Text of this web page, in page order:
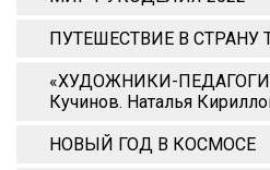
ПУТЕШЕСТВИЕ В СТРАНУ
«ХУДОЖНИКИ-
Кучинов. Наталья
НОВЫЙ ГОД В КОСМОСЕ